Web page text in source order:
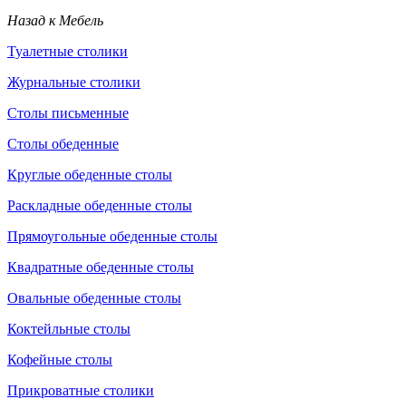
Назад к Мебель
Туалетные столики
Журнальные столики
Столы письменные
Столы обеденные
Круглые обеденные столы
Раскладные обеденные столы
Прямоугольные обеденные столы
Квадратные обеденные столы
Овальные обеденные столы
Коктейльные столы
Кофейные столы
Прикроватные столики